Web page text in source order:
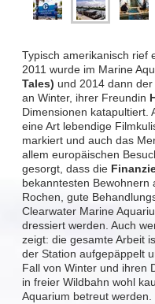
Typisch amerikanisch rief
2011 wurde im Marine
Tales) und 2014 dann
an Winter, ihrer Freundin
Dimensionen katapultiert.
eine Art lebendige
markiert und auch das
allem europäischen
gesorgt, dass die
bekanntesten Bewohnern
Rochen, gute
Clearwater Marine
dressiert werden. Auch
zeigt: die gesamte Arbeit
der Station aufgepäppelt
Fall von Winter und ihren
in freier Wildbahn wohl
Aquarium betreut werden.